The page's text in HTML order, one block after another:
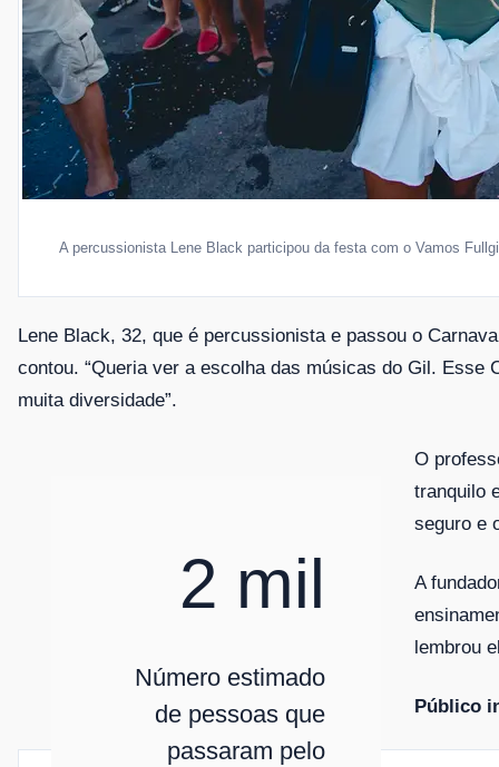
A percussionista Lene Black participou da festa com o Vamos
Lene Black, 32, que é percussionista e passou o
contou. “Queria ver a escolha das músicas do Gil.
muita diversidade”.
2 mil
Número estimado
de pessoas que
passaram pelo
O
tranquilo
seguro e
A
lembrou
Público